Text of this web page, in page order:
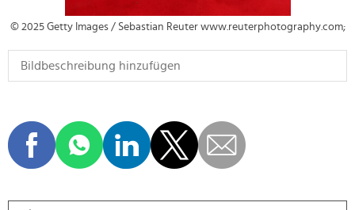
© 2025 Getty Images / Sebastian Reuter www.reuterphotography.com;